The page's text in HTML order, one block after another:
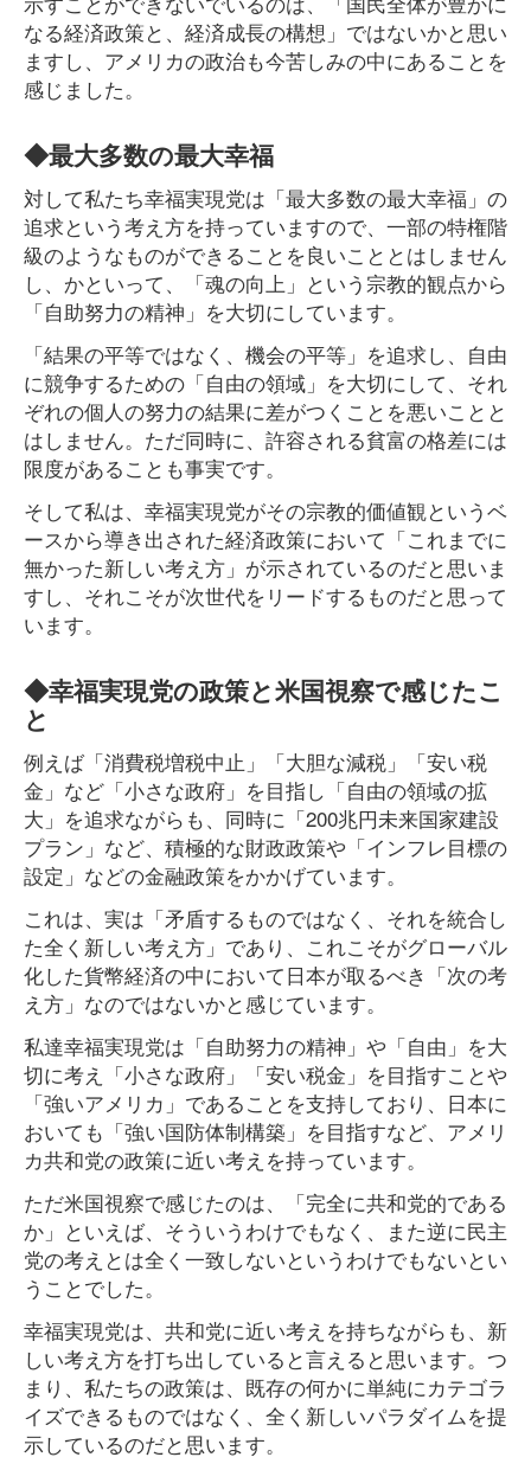
なる経済政策と、経済成長の構想」ではないかと思い
ますし、アメリカの政治も今苦しみの中にあることを
感じました。
◆最大多数の最大幸福
対して私たち幸福実現党は「最大多数の最大幸福」の
追求という考え方を持っていますので、一部の特権階
級のようなものができることを良いこととはしません
し、かといって、「魂の向上」という宗教的観点から
「自助努力の精神」を大切にしています。
「結果の平等ではなく、機会の平等」を追求し、自由
に競争するための「自由の領域」を大切にして、それ
ぞれの個人の努力の結果に差がつくことを悪いことと
はしません。ただ同時に、許容される貧富の格差には
限度があることも事実です。
そして私は、幸福実現党がその宗教的価値観というベ
ースから導き出された経済政策において「これまでに
無かった新しい考え方」が示されているのだと思いま
すし、それこそが次世代をリードするものだと思って
います。
◆幸福実現党の政策と米国視察で感じたこ
と
例えば「消費税増税中止」「大胆な減税」「安い税
金」など「小さな政府」を目指し「自由の領域の拡
大」を追求ながらも、同時に「200兆円未来国家建設
プラン」など、積極的な財政政策や「インフレ目標の
設定」などの金融政策をかかげています。
これは、実は「矛盾するものではなく、それを統合し
た全く新しい考え方」であり、これこそがグローバル
化した貨幣経済の中において日本が取るべき「次の考
え方」なのではないかと感じています。
私達幸福実現党は「自助努力の精神」や「自由」を大
切に考え「小さな政府」「安い税金」を目指すことや
「強いアメリカ」であることを支持しており、日本に
おいても「強い国防体制構築」を目指すなど、アメリ
カ共和党の政策に近い考えを持っています。
ただ米国視察で感じたのは、「完全に共和党的である
か」といえば、そういうわけでもなく、また逆に民主
党の考えとは全く一致しないというわけでもないとい
うことでした。
幸福実現党は、共和党に近い考えを持ちながらも、新
しい考え方を打ち出していると言えると思います。つ
まり、私たちの政策は、既存の何かに単純にカテゴラ
イズできるものではなく、全く新しいパラダイムを提
示しているのだと思います。